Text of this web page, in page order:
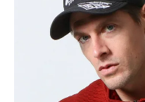
ブランドメニュー